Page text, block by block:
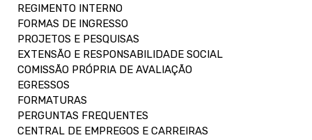
REGIMENTO INTERNO
FORMAS DE INGRESSO
PROJETOS E PESQUISAS
EXTENSÃO E RESPONSABILIDADE SOCIAL
COMISSÃO PRÓPRIA DE AVALIAÇÃO
EGRESSOS
FORMATURAS
PERGUNTAS FREQUENTES
CENTRAL DE EMPREGOS E CARREIRAS